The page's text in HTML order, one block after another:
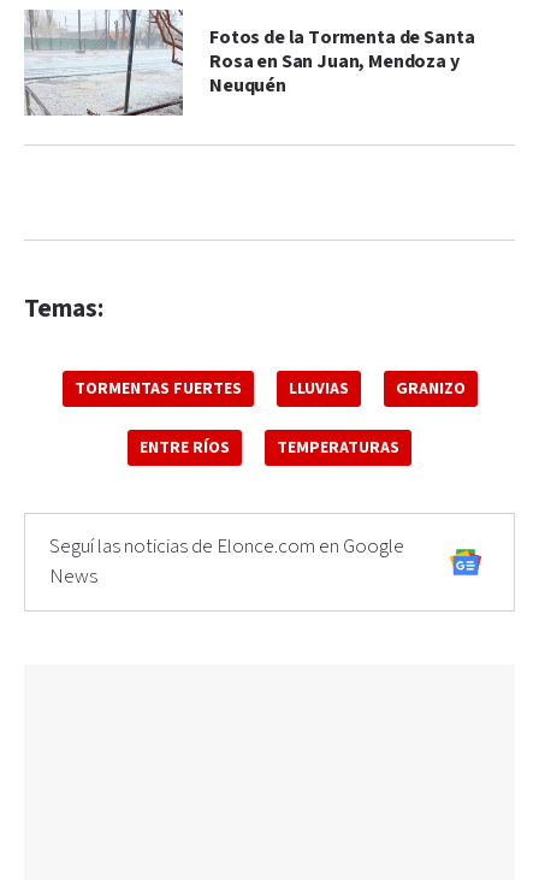
Fotos de la Tormenta de Santa
Rosa en San Juan, Mendoza y
Neuquén
Temas:
TORMENTAS FUERTES LLUVIAS GRANIZO
ENTRE RÍOS TEMPERATURAS
Seguí las noticias de Elonce.com en Google
News